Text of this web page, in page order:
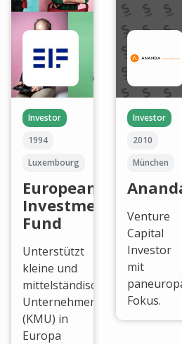
Investor
1994
Luxembourg
European
Investment
Fund
Unterstützt
kleine und
mittelständische
Unternehmen
(KMU) in
Europa
Investor
2010
München
Venture
Capital
Investor
mit
Fokus.